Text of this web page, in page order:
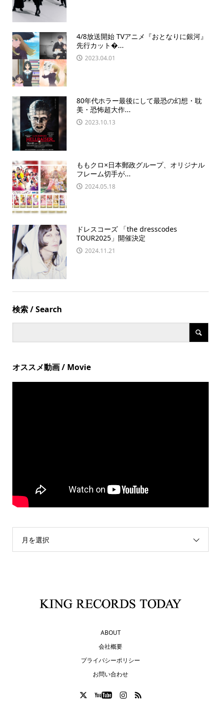
4/8放送開始 TVアニメ『おとなりに銀河』
先行カット�...
2023.04.01
80年代ホラー最後にして最恐の幻想・耽
美・恐怖超大作...
2023.10.13
ももクロ×日本郵政グループ、オリジナル
フレーム切手が...
2024.05.18
ドレスコーズ 「the dresscodes
TOUR2025」開催決定
2024.11.21
検索 / Search
オススメ動画 / Movie
月を選択
ABOUT
会社概要
プライバシーポリシー
お問い合わせ